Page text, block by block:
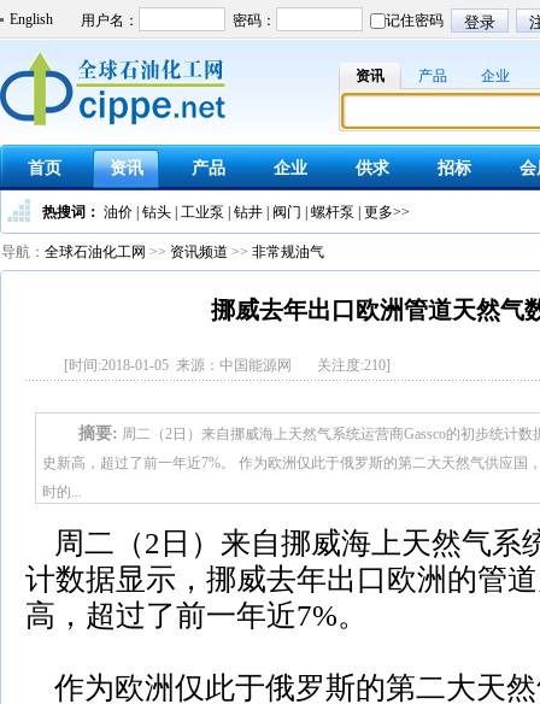
English
资讯 产品 企业
首页 资讯 产品 企业 供求 招标 会
热搜词： 油价 钻头 工业泵 钻井 阀门 螺杆泵 更多>>
导航： 全球石油化工网 >> 资讯频道 >> 非常规油气
挪威去年出口欧洲管道天然气
[时间:2018-01-05 来源：中国能源网 关注度:210]
摘要: 周二（2日）来自挪威海上天然气系统运营商Gassco的初步统计
史新高，超过了前一年近7%。 作为欧洲仅此于俄罗斯的第二大天然气供应国
时的...
周二（2日）来自挪威海上天然气系
计数据显示，挪威去年出口欧洲的管
高，超过了前一年近7%。
作为欧洲仅此于俄罗斯的第二大天